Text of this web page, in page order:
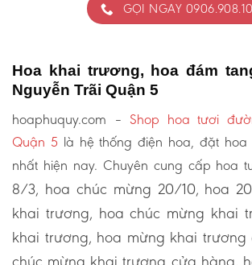
GỌI NGAY
Hoa khai trương, hoa đám
Nguyễn Trãi Quận 5
hoaphuquy.com – Shop hoa tươi
Quận 5 là hệ thống điện hoa, đặt hoa
nhất hiện nay. Chuyên cung cấp hoa
8/3, hoa chúc mừng 20/10, hoa
khai trương, hoa chúc mừng khai
khai trương, hoa mừng khai trương
chúc mừng khai trương cửa hàng,